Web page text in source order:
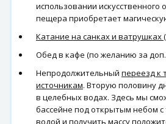
использовании искусственного
пещера приобретает
Катание на санках и ватрушках
Обед в кафе (по желанию за
Непродолжительный переезд к
источникам. Вторую половину
в целебных водах. Здесь мы
бассейне под открытым небом
водой и получить массу